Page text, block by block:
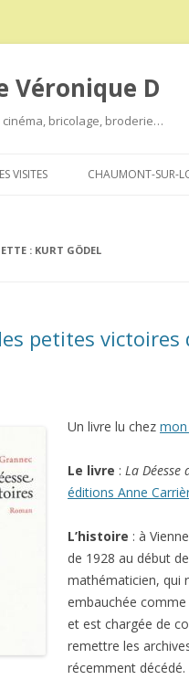
Véronique D
bricolage, broderie…
VISITES CHAUMONT-SUR-
: KURT GÖDEL
petites victoires
Un livre lu chez
Le livre : La Déesse
éditions Anne
L’histoire : à
de 1928 au début
mathématicien, qui
embauchée comme
et est chargée de
remettre les
récemment